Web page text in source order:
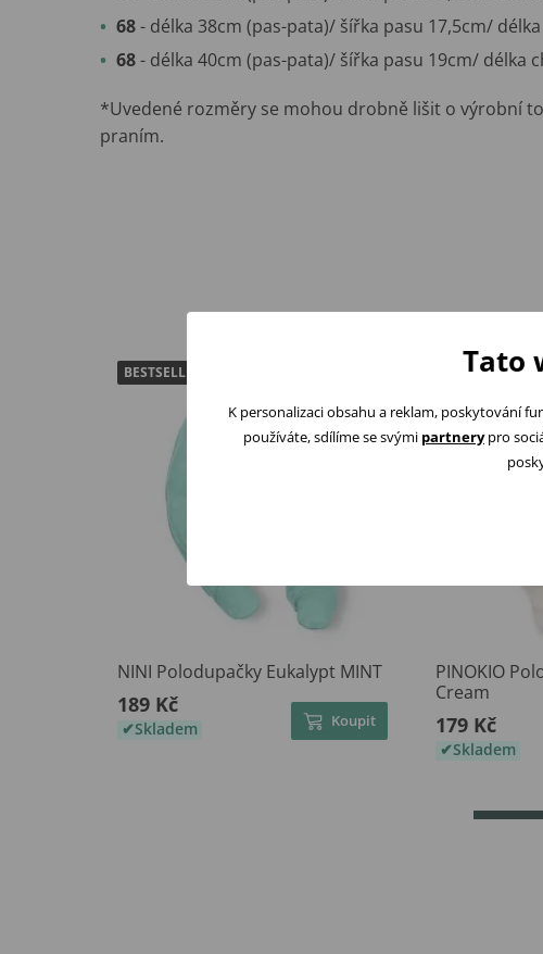
68- délka 38cm (pas-pata)/ šířka pasu 17,5cm/
68- délka 40cm (pas-pata)/ šířka pasu 19cm/ délka
*Uvedené rozměry se mohou drobně lišit o výrobní
praním.
BESTSELLER
NINI Polodupačky Eukalypt MINT
189 Kč
Skladem Koupit
PINOKIO
Cream
179 Kč
Skladem
Tato
K personalizaci obsahu a reklam, poskytování
používáte, sdílíme se svými partnerypro